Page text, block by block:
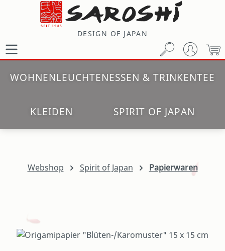
Zum Hauptinhalt springen
DESIGN OF JAPAN
WOHNENLEUCHTENESSEN & TRINKENTEE
KLEIDEN SPIRIT OF JAPAN
Webshop Spirit of Japan Papierwaren
Bildergalerie überspringen